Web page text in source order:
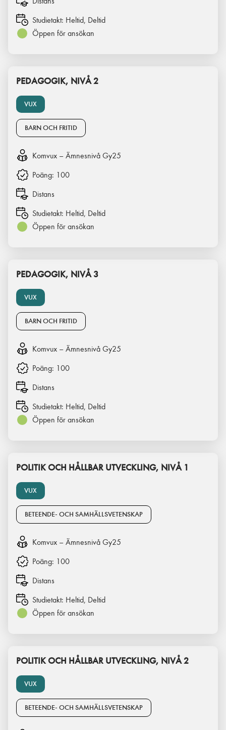
Studietakt: Heltid, Deltid
Öppen för ansökan
VUX
PEDAGOGIK, NIVÅ 2
BARN OCH FRITID
Komvux – Ämnesnivå Gy25
Poäng: 100
Distans
Studietakt: Heltid, Deltid
Öppen för ansökan
VUX
PEDAGOGIK, NIVÅ 3
BARN OCH FRITID
Komvux – Ämnesnivå Gy25
Poäng: 100
Distans
Studietakt: Heltid, Deltid
Öppen för ansökan
VUX
POLITIK OCH HÅLLBAR UTVECKLING, NIVÅ 1
BETEENDE- OCH SAMHÄLLSVETENSKAP
Komvux – Ämnesnivå Gy25
Poäng: 100
Distans
Studietakt: Heltid, Deltid
Öppen för ansökan
VUX
POLITIK OCH HÅLLBAR UTVECKLING, NIVÅ 2
BETEENDE- OCH SAMHÄLLSVETENSKAP